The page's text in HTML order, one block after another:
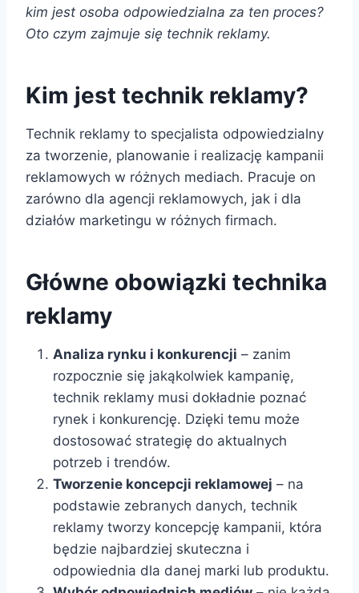
kim jest osoba odpowiedzialna za ten proces?
Oto czym zajmuje się technik reklamy.
Kim jest technik reklamy?
Technik reklamy to specjalista odpowiedzialny
za tworzenie, planowanie i realizację kampanii
reklamowych w różnych mediach. Pracuje on
zarówno dla agencji reklamowych, jak i dla
działów marketingu w różnych firmach.
Główne obowiązki technika
reklamy
Analiza rynku i konkurencji – zanim
rozpocznie się jakąkolwiek kampanię,
technik reklamy musi dokładnie poznać
rynek i konkurencję. Dzięki temu może
dostosować strategię do aktualnych
potrzeb i trendów.
Tworzenie koncepcji reklamowej – na
podstawie zebranych danych, technik
reklamy tworzy koncepcję kampanii, która
będzie najbardziej skuteczna i
odpowiednia dla danej marki lub produktu.